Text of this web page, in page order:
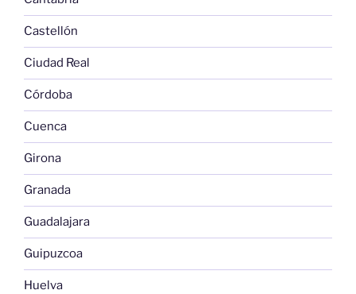
Castellón
Ciudad Real
Córdoba
Cuenca
Girona
Granada
Guadalajara
Guipuzcoa
Huelva